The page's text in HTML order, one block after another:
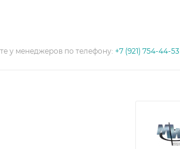
у менеджеров по телефону:+7 (921) 754-44-53